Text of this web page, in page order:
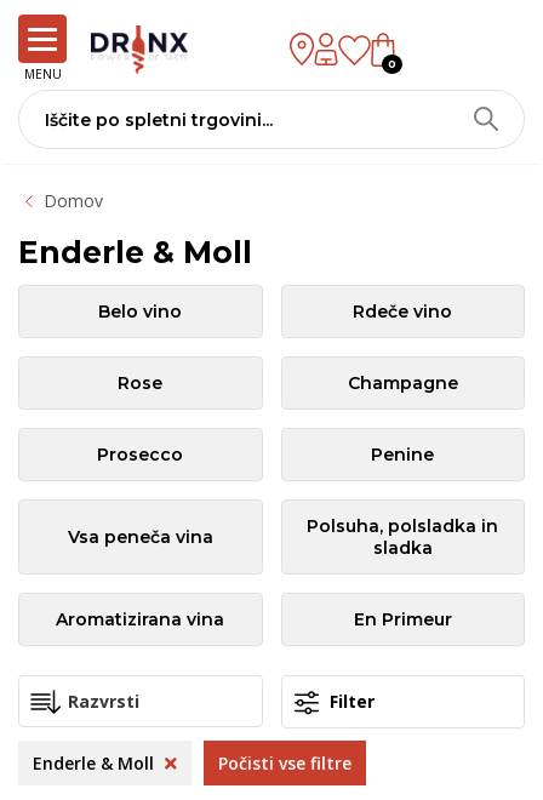
MENU
0
Domov
Enderle & Moll
Belo vino Rdeče vino
Rose Champagne
Prosecco Penine
Vsa peneča vina
Polsuha, polsladka in
sladka
Aromatizirana vina En Primeur
Filter
Enderle & Moll Počisti vse filtre